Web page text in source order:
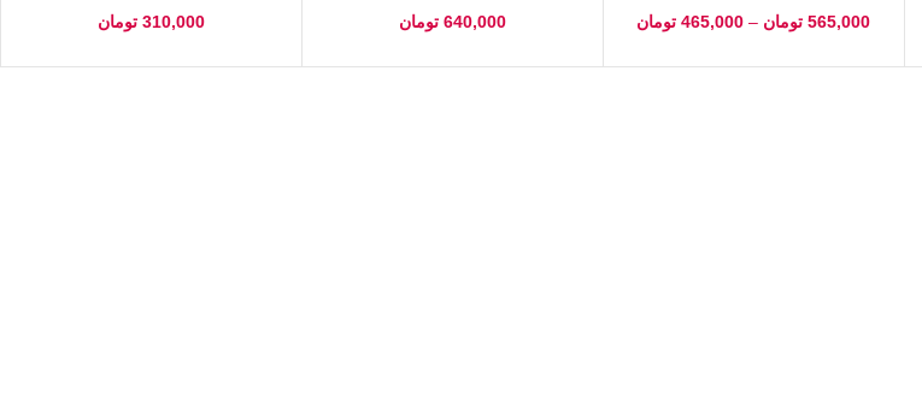
565,000 تومان –
465,000 تومان 640,000 تومان 310,000 تومان